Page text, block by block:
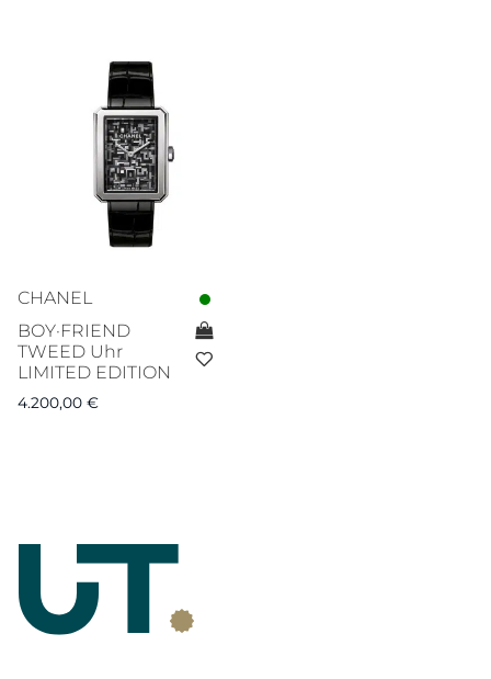
CHANEL
BOY·FRIEND
TWEED Uhr
LIMITED EDITION
4.200,00 €